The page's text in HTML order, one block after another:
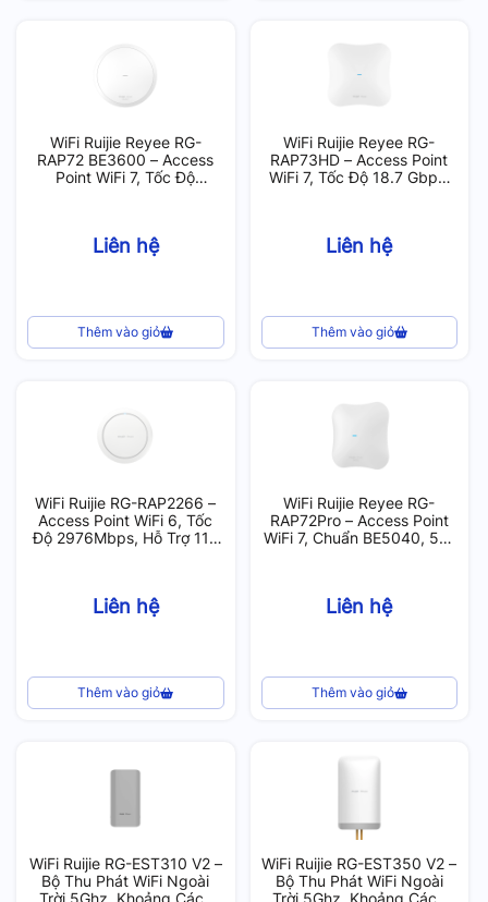
WiFi Ruijie Reyee RG-
RAP72 BE3600 – Access
Point WiFi 7, Tốc Độ
Liên hệ
Thêm vào giỏ
WiFi Ruijie Reyee RG-
RAP73HD – Access Point
WiFi 7, Tốc Độ 18.7 Gbps,
Liên hệ
Thêm vào giỏ
WiFi Ruijie RG-RAP2266 –
Access Point WiFi 6, Tốc
Độ 2976Mbps, Hỗ Trợ 110
Liên hệ
Thêm vào giỏ
WiFi Ruijie Reyee RG-
RAP72Pro – Access Point
WiFi 7, Chuẩn BE5040, 512
Liên hệ
Thêm vào giỏ
WiFi Ruijie RG-EST310 V2 –
Bộ Thu Phát WiFi Ngoài
WiFi Ruijie RG-EST350 V2 –
Bộ Thu Phát WiFi Ngoài